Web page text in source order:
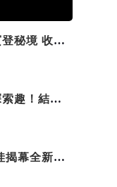
探索瑞士格勞賓登秘境 收藏六種阿爾卑斯夏日療癒之旅
嘉義鹿草夏日探索趣！結合科學、農場與自然的親子小旅行
ANAｘ吉伊卡哇揭幕全新彩繪機「Chiikawa JET」